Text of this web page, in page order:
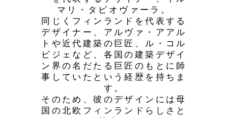
マリ・タピオヴァーラ。
同じくフィンランドを代表する
デザイナー、アルヴァ・アアル
トや近代建築の巨匠、ル・コル
ビジェなど、各国の建築デザイ
ン界の名だたる巨匠のもとに師
事していたという経歴を持ちま
す。
そのため、彼のデザインには母
国の北欧フィンランドらしさと